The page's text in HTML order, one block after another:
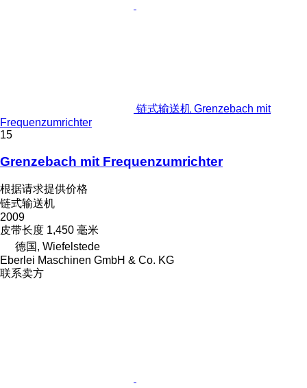
链式输送机 Grenzebach mit
Frequenzumrichter
15
Grenzebach mit Frequenzumrichter
根据请求提供价格
链式输送机
2009
皮带长度 1,450 毫米
德国, Wiefelstede
Eberlei Maschinen GmbH & Co. KG
联系卖方